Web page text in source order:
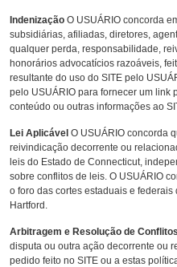
Indenização O USUÁRIO concorda
subsidiárias, afiliadas, diretores,
qualquer perda, responsabilidade,
honorários advocatícios razoáveis,
resultante do uso do SITE pelo
pelo USUÁRIO para fornecer um link
conteúdo ou outras informações ao
Lei Aplicável O USUÁRIO concorda
reivindicação decorrente ou
leis do Estado de Connecticut,
sobre conflitos de leis. O USUÁRIO
o foro das cortes estaduais e
Hartford.
Arbitragem e Resolução de Conflitos
disputa ou outra ação decorrente ou
pedido feito no SITE ou a estas